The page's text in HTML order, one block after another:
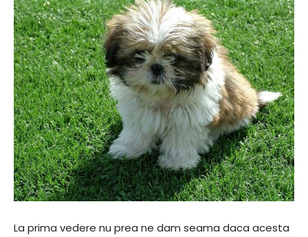
La prima vedere nu prea ne dam seama daca acesta